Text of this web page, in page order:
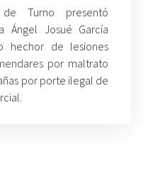
Turno presentó
Ángel Josué García
hechor de lesiones
por maltrato
por porte ilegal de